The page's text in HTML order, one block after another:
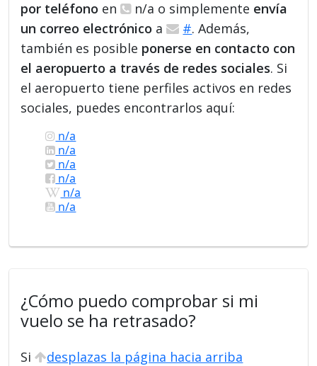
por teléfono en n/a o simplemente envía
un correo electrónico a #. Además,
también es posible ponerse en contacto con
el aeropuerto a través de redes sociales. Si
el aeropuerto tiene perfiles activos en redes
sociales, puedes encontrarlos aquí:
n/a
n/a
n/a
n/a
n/a
n/a
¿Cómo puedo comprobar si mi
vuelo se ha retrasado?
Si
desplazas la página hacia arriba